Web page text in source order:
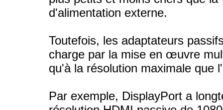
d'alimentation externe.
Toutefois, les adaptateurs
charge par la mise en œuvre
qu'à la résolution maximale que
Par exemple, DisplayPort a